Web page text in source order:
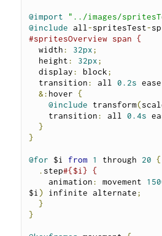
@import "../images/
@include all -spritesTest-
#spritesOverview span {
  width
: 32px;
  height
: 32px;
  display
: block;
  transition
: all 0.2s ease
&: hover {
@include transform(
    transition
: all 0.4s
}
}
@for $i from 1 through 20 {
. step#{$i} {
    animation
: movement
$i ) infinite alternate;
}
}